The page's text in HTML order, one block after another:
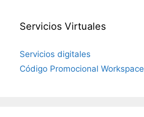
Servicios Virtuales
Servicios digitales
Código Promocional Workspace